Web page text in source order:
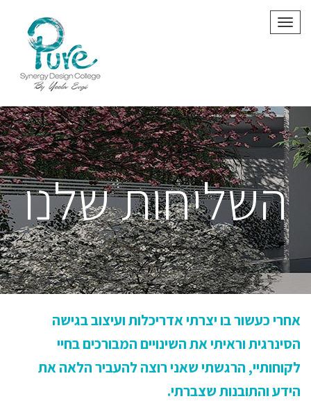
תפריט
השליחות שלנו
אחרי כעשור בו יצרתי אדריכלות ועיצוב בגישה
הסינרגית וראיתי את השינויים המבורכים בחיי
לקוחותיי, הרגשתי שאני רוצה להעביר הלאה את
הידע והתובנות שצברתי.